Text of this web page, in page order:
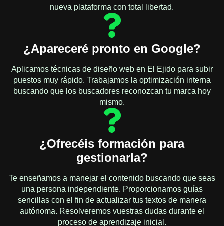
nueva plataforma con total libertad.
¿Apareceré pronto en Google?
Aplicamos técnicas de diseño web en El Ejido para subir
puestos muy rápido. Trabajamos la optimización interna
buscando que los buscadores reconozcan tu marca hoy
mismo.
¿Ofrecéis formación para
gestionarla?
Te enseñamos a manejar el contenido buscando que seas
una persona independiente. Proporcionamos guías
sencillas con el fin de actualizar tus textos de manera
autónoma. Resolveremos vuestras dudas durante el
proceso de aprendizaje inicial.